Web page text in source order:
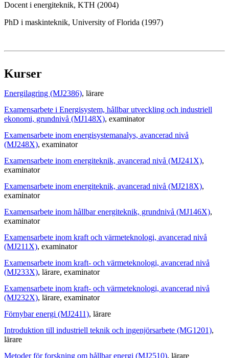
Docent i energiteknik, KTH (2004)
PhD i maskinteknik, University of Florida (1997)
Kurser
Energilagring (MJ2386), lärare
Examensarbete i Energisystem, hållbar utveckling och industriell
ekonomi, grundnivå (MJ148X), examinator
Examensarbete inom energisystemanalys, avancerad nivå
(MJ248X), examinator
Examensarbete inom energiteknik, avancerad nivå (MJ241X),
examinator
Examensarbete inom energiteknik, avancerad nivå (MJ218X),
examinator
Examensarbete inom hållbar energiteknik, grundnivå (MJ146X),
examinator
Examensarbete inom kraft och värmeteknologi, avancerad nivå
(MJ211X), examinator
Examensarbete inom kraft- och värmeteknologi, avancerad nivå
(MJ233X), lärare, examinator
Examensarbete inom kraft- och värmeteknologi, avancerad nivå
(MJ232X), lärare, examinator
Förnybar energi (MJ2411), lärare
Introduktion till industriell teknik och ingenjörsarbete (MG1201),
lärare
Metoder för forskning om hållbar energi (MJ2510), lärare